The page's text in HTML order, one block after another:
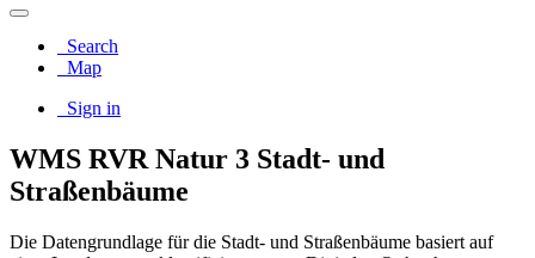
Search
Map
Sign in
WMS RVR Natur 3 Stadt- und
Straßenbäume
Die Datengrundlage für die Stadt- und Straßenbäume basiert auf